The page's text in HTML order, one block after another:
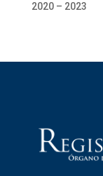
2020 – 2023